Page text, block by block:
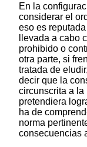
En la
considerar el
eso es
llevada a cabo
prohibido o
otra parte, si
tratada de
decir que la
circunscrita a la
pretendiera
ha de
norma
consecuencias